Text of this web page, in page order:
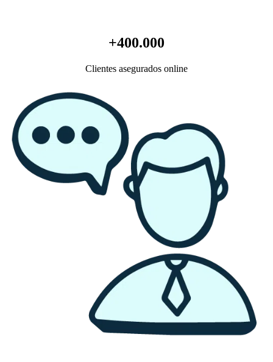
+400.000
Clientes asegurados online